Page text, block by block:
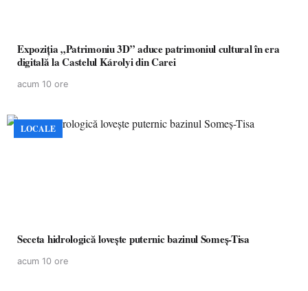
Expoziția „Patrimoniu 3D” aduce patrimoniul cultural în era
digitală la Castelul Károlyi din Carei
acum 10 ore
LOCALE
Seceta hidrologică lovește puternic bazinul Someș-Tisa
acum 10 ore